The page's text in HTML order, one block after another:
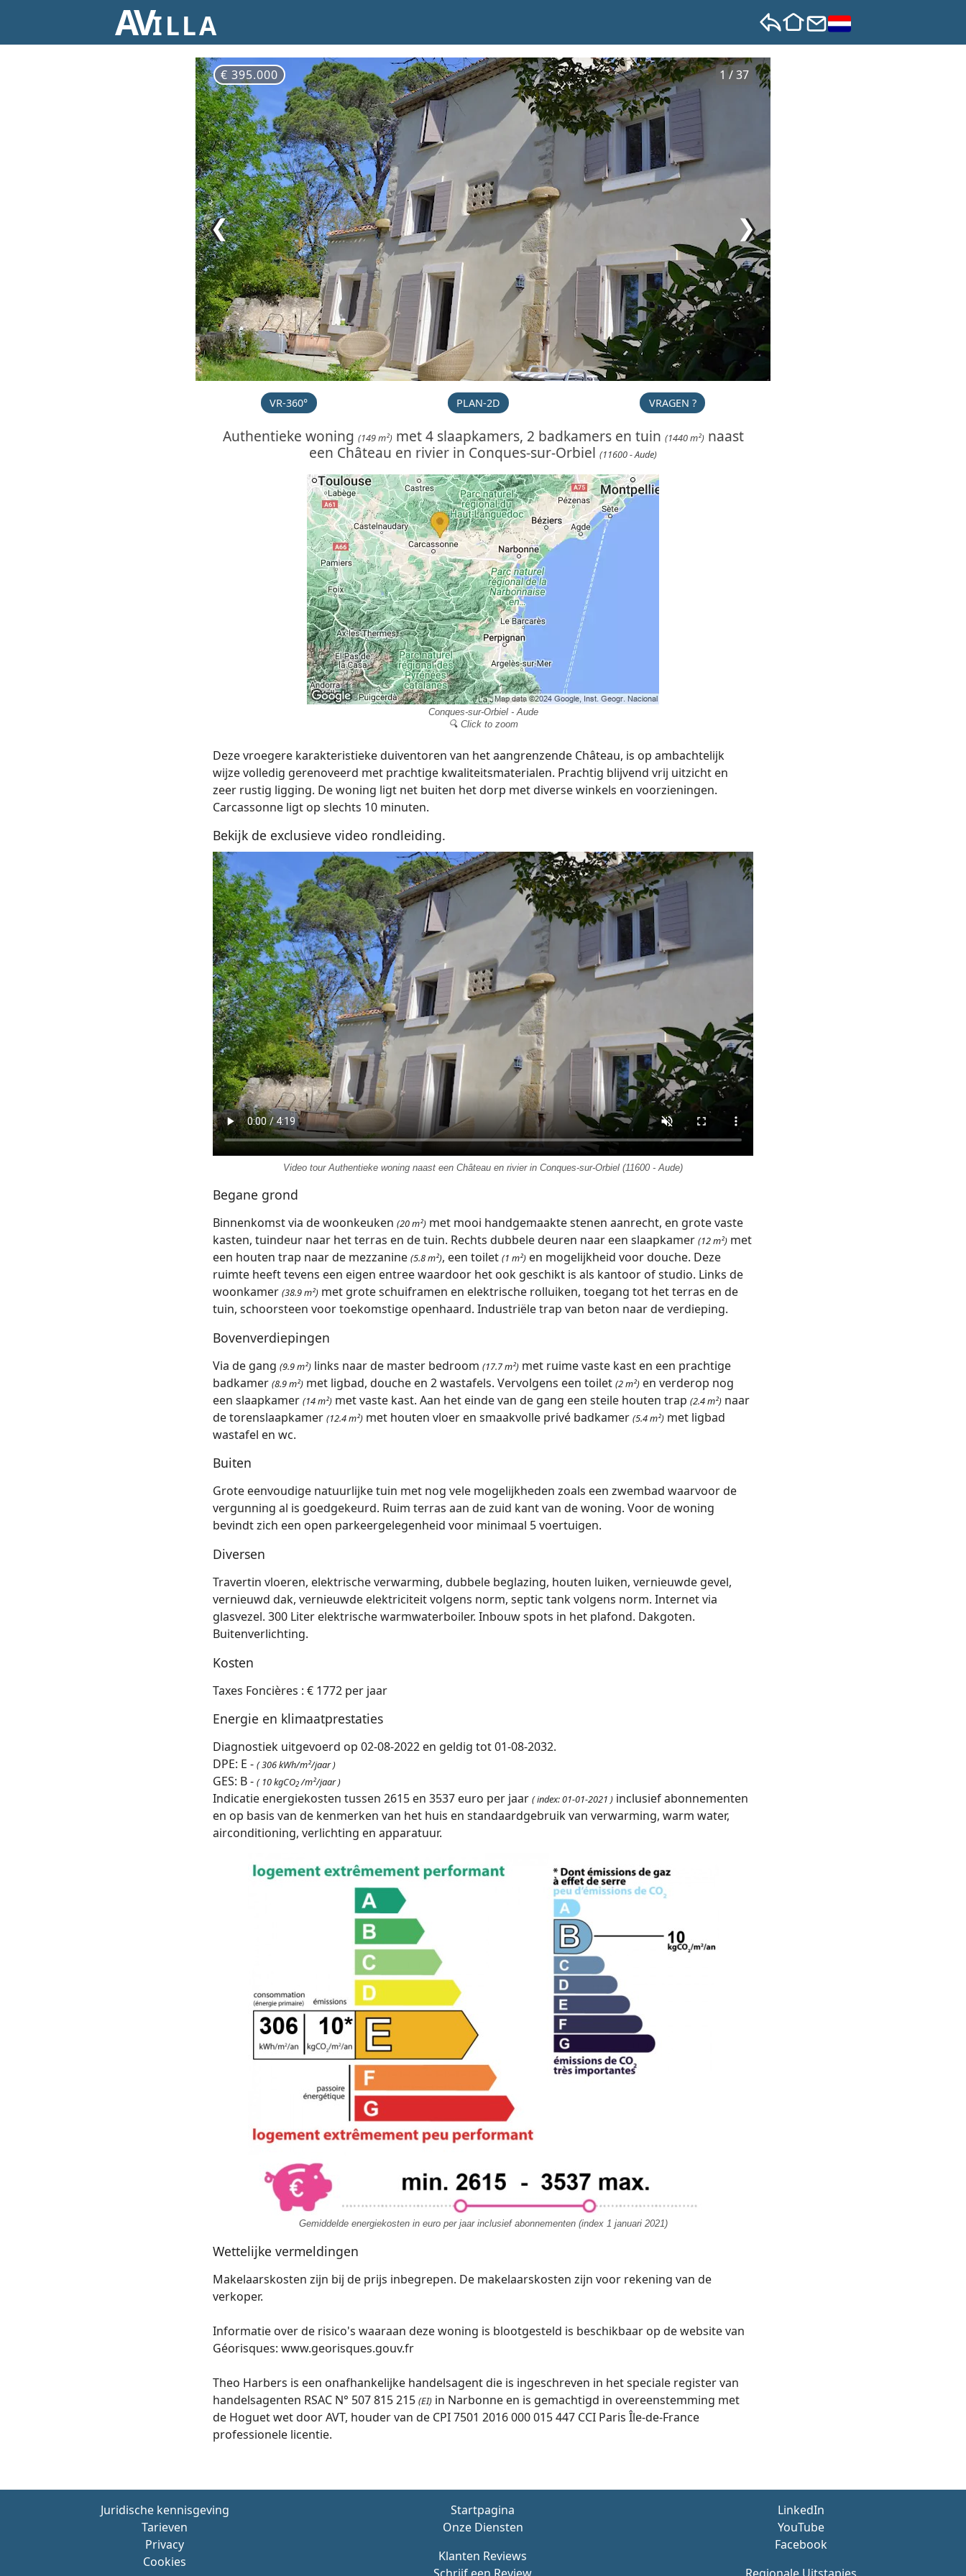
AVILLA
1 / 37
€ 395.000
❯
❮
VR-360° PLAN-2D VRAGEN ?
Authentieke woning (149 m²)met 4 slaapkamers, 2 badkamers en tuin (1440 m²)naast
een Château en rivier in Conques-sur-Orbiel (11600 - Aude)
Conques-sur-Orbiel - Aude
🔍 Click to zoom
Deze vroegere karakteristieke duiventoren van het aangrenzende Château, is op ambachtelijk
wijze volledig gerenoveerd met prachtige kwaliteitsmaterialen. Prachtig blijvend vrij uitzicht en
zeer rustig ligging. De woning ligt net buiten het dorp met diverse winkels en voorzieningen.
Carcassonne ligt op slechts 10 minuten.
Bekijk de exclusieve video rondleiding.
Video tour Authentieke woning naast een Château en rivier in Conques-sur-Orbiel (11600 - Aude)
Begane grond
Binnenkomst via de woonkeuken (20 m²) met mooi handgemaakte stenen aanrecht, en grote vaste
kasten, tuindeur naar het terras en de tuin. Rechts dubbele deuren naar een slaapkamer (12 m²) met
een houten trap naar de mezzanine (5.8 m²), een toilet (1 m²) en mogelijkheid voor douche. Deze
ruimte heeft tevens een eigen entree waardoor het ook geschikt is als kantoor of studio. Links de
woonkamer (38.9 m²) met grote schuiframen en elektrische rolluiken, toegang tot het terras en de
tuin, schoorsteen voor toekomstige openhaard. Industriële trap van beton naar de verdieping.
Bovenverdiepingen
Via de gang (9.9 m²) links naar de master bedroom (17.7 m²) met ruime vaste kast en een prachtige
badkamer (8.9 m²) met ligbad, douche en 2 wastafels. Vervolgens een toilet (2 m²) en verderop nog
een slaapkamer (14 m²) met vaste kast. Aan het einde van de gang een steile houten trap (2.4 m²) naar
de torenslaapkamer (12.4 m²) met houten vloer en smaakvolle privé badkamer (5.4 m²) met ligbad
wastafel en wc.
Buiten
Grote eenvoudige natuurlijke tuin met nog vele mogelijkheden zoals een zwembad waarvoor de
vergunning al is goedgekeurd. Ruim terras aan de zuid kant van de woning. Voor de woning
bevindt zich een open parkeergelegenheid voor minimaal 5 voertuigen.
Diversen
Travertin vloeren, elektrische verwarming, dubbele beglazing, houten luiken, vernieuwde gevel,
vernieuwd dak, vernieuwde elektriciteit volgens norm, septic tank volgens norm. Internet via
glasvezel. 300 Liter elektrische warmwaterboiler. Inbouw spots in het plafond. Dakgoten.
Buitenverlichting.
Kosten
Taxes Foncières : € 1772 per jaar
Energie en klimaatprestaties
Diagnostiek uitgevoerd op 02-08-2022 en geldig tot 01-08-2032.
DPE: E - ( 306 kWh/m²/jaar )
GES: B - ( 10 kgCO2/m²/jaar )
Indicatie energiekosten tussen 2615 en 3537 euro per jaar ( index: 01-01-2021 ) inclusief abonnementen
en op basis van de kenmerken van het huis en standaardgebruik van verwarming, warm water,
airconditioning, verlichting en apparatuur.
Gemiddelde energiekosten in euro per jaar inclusief abonnementen (index 1 januari 2021)
Wettelijke vermeldingen
Makelaarskosten zijn bij de prijs inbegrepen. De makelaarskosten zijn voor rekening van de
verkoper.
Informatie over de risico's waaraan deze woning is blootgesteld is beschikbaar op de website van
Géorisques: www.georisques.gouv.fr
Theo Harbers is een onafhankelijke handelsagent die is ingeschreven in het speciale register van
handelsagenten RSAC N° 507 815 215 (EI) in Narbonne en is gemachtigd in overeenstemming met
de Hoguet wet door AVT, houder van de CPI 7501 2016 000 015 447 CCI Paris Île-de-France
professionele licentie.
Juridische kennisgeving
Tarieven
Privacy
Cookies
Startpagina
Onze Diensten
Klanten Reviews
LinkedIn
YouTube
Facebook